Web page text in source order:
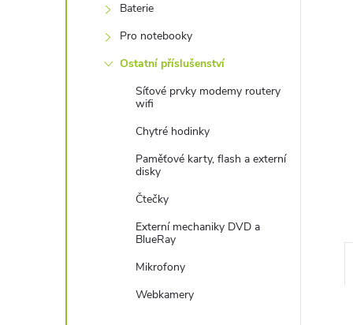
Baterie
Pro notebooky
Ostatní příslušenství
Síťové prvky modemy routery
wifi
Chytré hodinky
Paměťové karty, flash a externí
disky
Čtečky
Externí mechaniky DVD a
BlueRay
Mikrofony
Webkamery